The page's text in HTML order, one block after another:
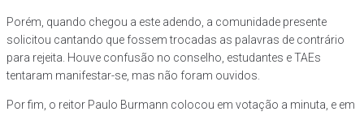
Porém, quando chegou a este adendo, a comunidade presente
solicitou cantando que fossem trocadas as palavras de contrário
para rejeita. Houve confusão no conselho, estudantes e TAEs
tentaram manifestar-se, mas não foram ouvidos.
Por fim, o reitor Paulo Burmann colocou em votação a minuta, e em